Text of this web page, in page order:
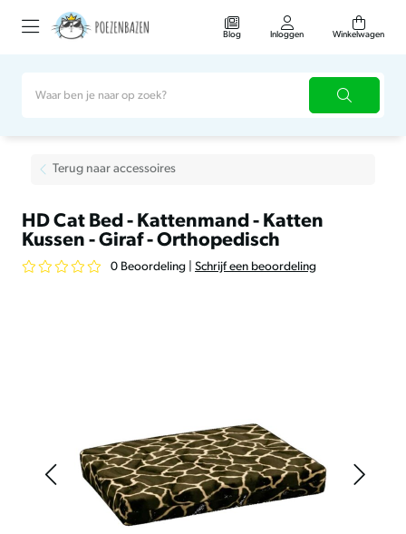
Blog Inloggen Winkelwagen
Terug naar accessoires
HD Cat Bed - Kattenmand - Katten
Kussen - Giraf - Orthopedisch
0 Beoordeling Schrijf een beoordeling